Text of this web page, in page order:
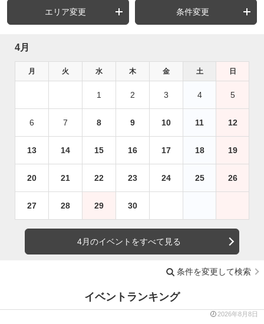
エリア変更 条件変更
4月
月 火 水 木 金 土 日
1 2 3 4 5
6 7 8 9 10 11 12
13 14 15 16 17 18 19
20 21 22 23 24 25 26
27 28 29 30
4月のイベントをすべて見る
条件を変更して検索
イベントランキング
2026年8月8日